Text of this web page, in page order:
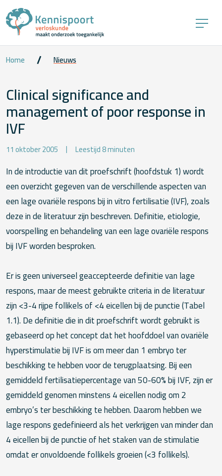
Home Nieuws
Clinical significance and
management of poor response in
IVF
11 oktober 2005 Leestijd 8 minuten
In de introductie van dit proefschrift (hoofdstuk 1) wordt
een overzicht gegeven van de verschillende aspecten van
een lage ovariële respons bij in vitro fertilisatie (IVF), zoals
deze in de literatuur zijn beschreven. Definitie, etiologie,
voorspelling en behandeling van een lage ovariële respons
bij IVF worden besproken.
Er is geen universeel geaccepteerde definitie van lage
respons, maar de meest gebruikte criteria in de literatuur
zijn <3-4 rijpe follikels of <4 eicellen bij de punctie (Tabel
1.1). De definitie die in dit proefschrift wordt gebruikt is
gebaseerd op het concept dat het hoofddoel van ovariële
hyperstimulatie bij IVF is om meer dan 1 embryo ter
beschikking te hebben voor de terugplaatsing. Bij een
gemiddeld fertilisatiepercentage van 50-60% bij IVF, zijn er
gemiddeld genomen minstens 4 eicellen nodig om 2
embryo’s ter beschikking te hebben. Daarom hebben we
lage respons gedefinieerd als het verkrijgen van minder dan
4 eicellen bij de punctie of het staken van de stimulatie
omdat er onvoldoende follikels groeien (<3 follikels).